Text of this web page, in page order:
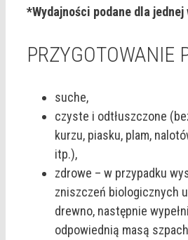
*Wydajności podane dla jednej
PRZYGOTOWANIE
suche,
czyste i odtłuszczone
kurzu, piasku, plam,
itp.),
zdrowe – w przypadku
zniszczeń biologicznych
drewno, następnie
odpowiednią masą